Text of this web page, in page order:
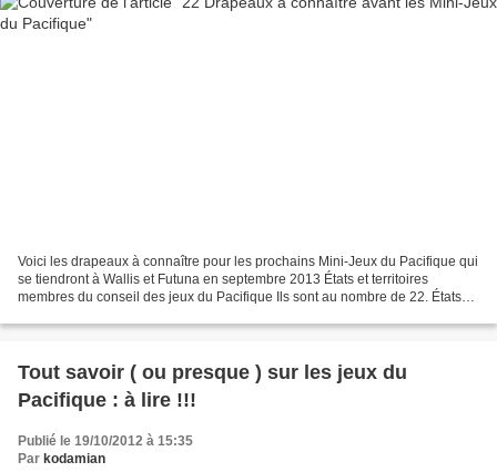
Voici les drapeaux à connaître pour les prochains Mini-Jeux du Pacifique qui
se tiendront à Wallis et Futuna en septembre 2013 États et territoires
membres du conseil des jeux du Pacifique Ils sont au nombre de 22. États
Tout savoir ( ou presque ) sur les jeux du
Pacifique : à lire !!!
Publié le 19/10/2012 à 15:35
Par kodamian